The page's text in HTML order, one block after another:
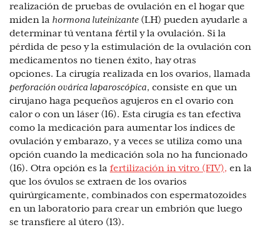
realización de pruebas de ovulación en el hogar que
miden la hormona luteinizante (LH) pueden ayudarle a
determinar tú ventana fértil y la ovulación. Si la
pérdida de peso y la estimulación de la ovulación con
medicamentos no tienen éxito, hay otras
opciones. La cirugía realizada en los ovarios, llamada
perforación ovárica laparoscópica, consiste en que un
cirujano haga pequeños agujeros en el ovario con
calor o con un láser (16). Esta cirugía es tan efectiva
como la medicación para aumentar los índices de
ovulación y embarazo, y a veces se utiliza como una
opción cuando la medicación sola no ha funcionado
(16). Otra opción es la fertilización in vitro (FIV), en la
que los óvulos se extraen de los ovarios
quirúrgicamente, combinados con espermatozoides
en un laboratorio para crear un embrión que luego
se transfiere al útero (13).